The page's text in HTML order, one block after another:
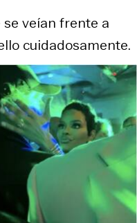
veían frente a
cuidadosamente.